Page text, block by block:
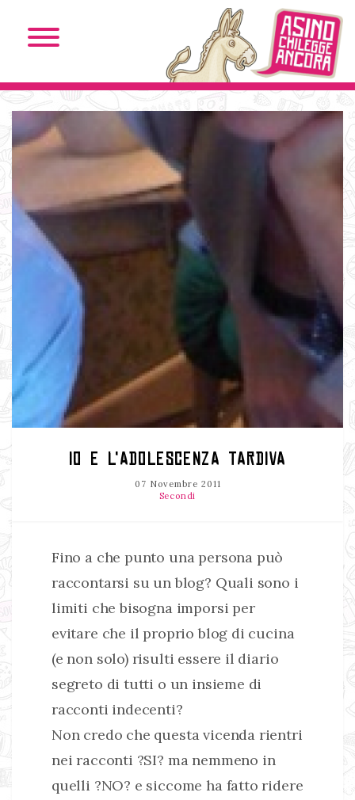
IO E L'ADOLESCENZA TARDIVA
07 Novembre 2011
Secondi
Fino a che punto una persona può
raccontarsi su un blog? Quali sono i
limiti che bisogna imporsi per
evitare che il proprio blog di cucina
(e non solo) risulti essere il diario
segreto di tutti o un insieme di
racconti indecenti?
Non credo che questa vicenda rientri
nei racconti ?SI? ma nemmeno in
quelli ?NO? e siccome ha fatto ridere